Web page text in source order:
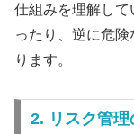
仕組みを理解して
ったり、逆に危
ります。
2. リスク管理